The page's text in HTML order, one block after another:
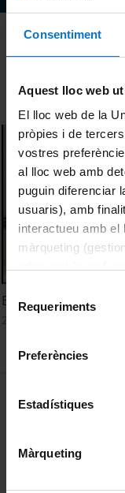
Consentiment
Aquest lloc web
El lloc web de la
pròpies i de
vostres
al lloc web amb
puguin diferenciar
usuaris), amb
interactueu amb el
màrqueting
consultar la
de Requeriments
Preferències
Estadístiques
Màrqueting
Ordenar
El fons documental